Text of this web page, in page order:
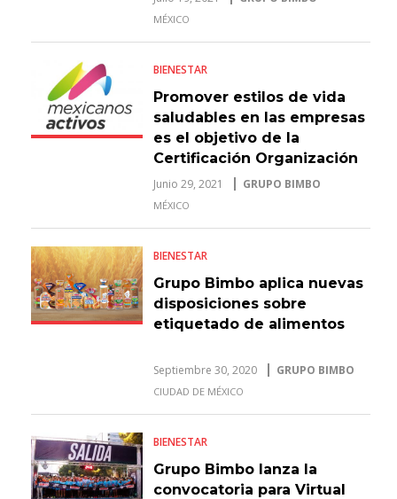
MÉXICO
BIENESTAR
Promover estilos de vida
saludables en las empresas
es el objetivo de la
Certificación Organización
Activa y Saludable
Junio 29, 2021 GRUPO BIMBO
MÉXICO
BIENESTAR
Grupo Bimbo aplica nuevas
disposiciones sobre
etiquetado de alimentos
Septiembre 30, 2020 GRUPO BIMBO
CIUDAD DE MÉXICO
BIENESTAR
Grupo Bimbo lanza la
convocatoria para Virtual